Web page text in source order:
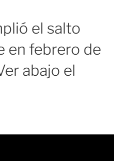
el salto
en febrero de
abajo el